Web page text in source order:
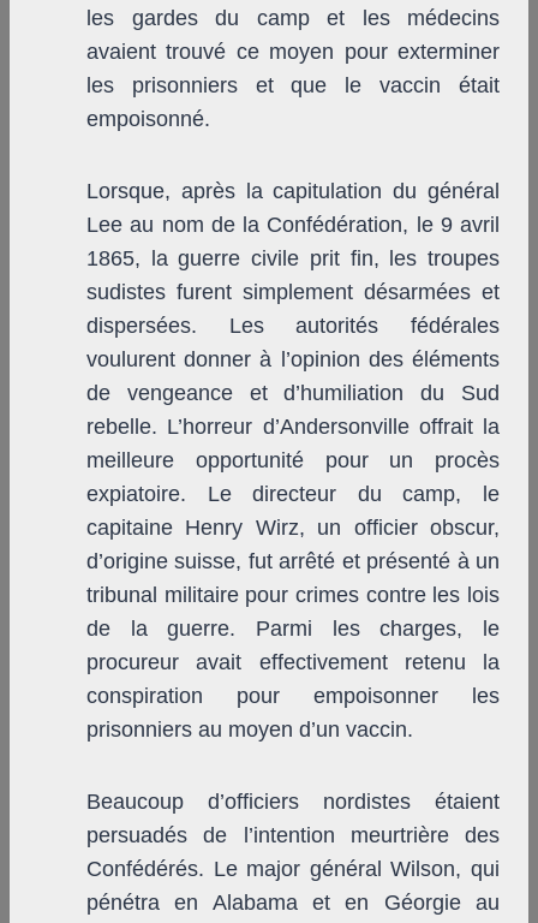
les gardes du camp et les médecins
avaient trouvé ce moyen pour exterminer
les prisonniers et que le vaccin était
empoisonné.
Lorsque, après la capitulation du général
Lee au nom de la Confédération, le 9 avril
1865, la guerre civile prit fin, les troupes
sudistes furent simplement désarmées et
dispersées. Les autorités fédérales
voulurent donner à l’opinion des éléments
de vengeance et d’humiliation du Sud
rebelle. L’horreur d’Andersonville offrait la
meilleure opportunité pour un procès
expiatoire. Le directeur du camp, le
capitaine Henry Wirz, un officier obscur,
d’origine suisse, fut arrêté et présenté à un
tribunal militaire pour crimes contre les lois
de la guerre. Parmi les charges, le
procureur avait effectivement retenu la
conspiration pour empoisonner les
prisonniers au moyen d’un vaccin.
Beaucoup d’officiers nordistes étaient
persuadés de l’intention meurtrière des
Confédérés. Le major général Wilson, qui
pénétra en Alabama et en Géorgie au